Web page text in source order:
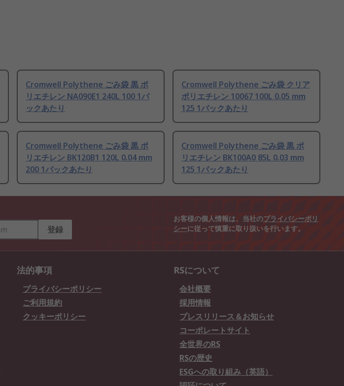
Cromwell Polythene ごみ袋 黒 ポ
リエチレン NA090E1 240L 100 1パ
ックあたり
Cromwell Polythene ごみ袋 クリア
ポリエチレン 10067 100L 0.05 mm
125 1パックあたり
Cromwell Polythene ごみ袋 黒 ポ
リエチレン BK120B1 120L 0.04 mm
200 1パックあたり
Cromwell Polythene ごみ袋 黒 ポ
リエチレン BK100A0 85L 0.03 mm
125 1パックあたり
登録
お客様の個人情報は、当社のプライバシーポリ
シーに従って慎重に取り扱いを行います。
法的事項
プライバシーポリシー
ご利用規約
クッキーポリシー
RSについて
会社概要
採用情報
プレスリリース＆お知らせ
コーポレートサイト
全世界のRS
RSの歴史
ESGへの取り組み（英語）